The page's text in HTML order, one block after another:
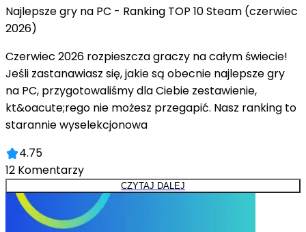
Najlepsze gry na PC - Ranking TOP 10 Steam (czerwiec
2026)
Czerwiec 2026 rozpieszcza graczy na całym świecie!
Jeśli zastanawiasz się, jakie są obecnie najlepsze gry
na PC, przygotowaliśmy dla Ciebie zestawienie,
kt&oacute;rego nie możesz przegapić. Nasz ranking to
starannie wyselekcjonowa
4.75
12 Komentarzy
CZYTAJ DALEJ